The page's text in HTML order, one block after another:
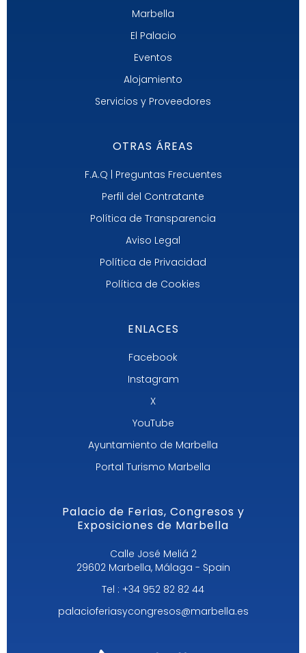
Marbella
El Palacio
Eventos
Alojamiento
Servicios y Proveedores
OTRAS ÁREAS
F.A.Q | Preguntas Frecuentes
Perfil del Contratante
Política de Transparencia
Aviso Legal
Política de Privacidad
Política de Cookies
ENLACES
Facebook
Instagram
X
YouTube
Ayuntamiento de Marbella
Portal Turismo Marbella
Palacio de Ferias, Congresos y
Exposiciones de Marbella
Calle José Meliá 2
29602 Marbella, Málaga - Spain
Tel : +34 952 82 82 44
palacioferiasycongresos@marbella.es